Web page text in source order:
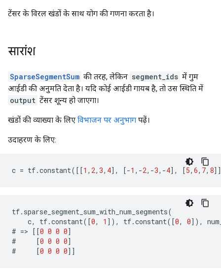
टेंसर के विरल खंडों के साथ योग की गणना करता है।
सारांश
SparseSegmentSum की तरह, लेकिन segment_ids में गुम
आईडी की अनुमति देता है। यदि कोई आईडी गायब है, तो उस स्थिति में
output टेंसर शून्य हो जाएगा।
खंडों की व्याख्या के लिए विभाजन पर अनुभाग पढ़ें।
उदाहरण के लिए:
c = tf.constant([[1 , 2, 3, 4], [-1 , -2, -3, -4], [5, 6, 7, 8
tf. sparse_segment_sum_with_num_segments(
c, tf.constant([0, 1 ]), tf.constant([0, 0]),
# => [[0 0 0 0]
#
[0 0 0 0]
#
[0 0 0 0]]